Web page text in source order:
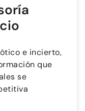
e incierto,
que
se